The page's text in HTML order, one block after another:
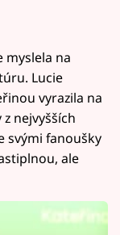
myslela na
Lucie
vyrazila na
nejvyšších
svými fanoušky
ale